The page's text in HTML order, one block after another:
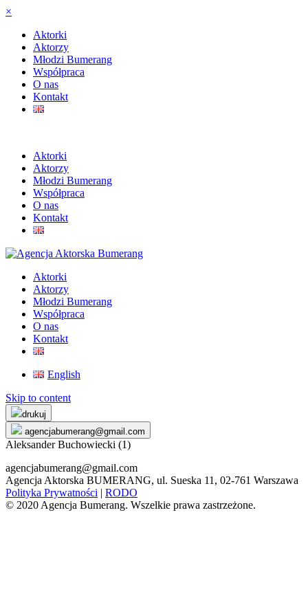
×
Aktorki
Aktorzy
Młodzi Bumerang
Współpraca
O nas
Kontakt
Aktorki
Aktorzy
Młodzi Bumerang
Współpraca
O nas
Kontakt
Aktorki
Aktorzy
Młodzi Bumerang
Współpraca
O nas
Kontakt
English
Skip to content
drukuj
agencjabumerang@gmail.com
Aleksander Buchowiecki (1)
agencjabumerang@gmail.com
Agencja Aktorska BUMERANG, ul. Sueska 11, 02-761 Warszawa
Polityka Prywatności | RODO
© 2020 Agencja Bumerang. Wszelkie prawa zastrzeżone.